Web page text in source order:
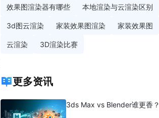
效果图渲染器有哪些 本地渲染与云渲染区别
3d图云渲染 家装效果图渲染 家装效果图
云渲染 3D渲染比赛
更多资讯
3ds Max vs Blender谁更香？